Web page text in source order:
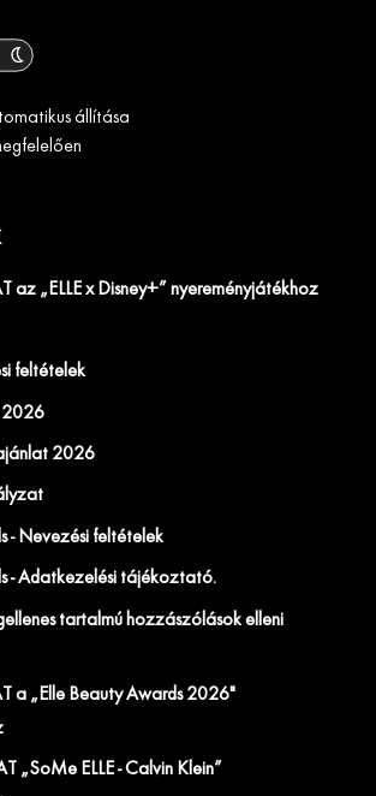
állítása
az „ELLE x Disney+” nyereményjátékhoz
feltételek
2026
2026
- Nevezési feltételek
- Adatkezelési tájékoztató.
tartalmú hozzászólások elleni
a „Elle Beauty Awards 2026"
„SoMe ELLE - Calvin Klein”